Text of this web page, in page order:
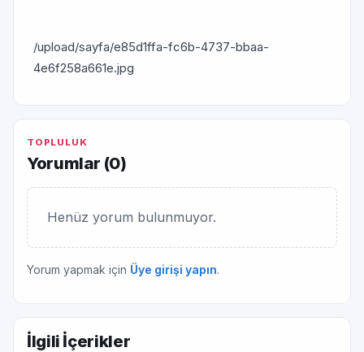
/upload/sayfa/e85d1ffa-fc6b-4737-bbaa-
4e6f258a661e.jpg
TOPLULUK
Yorumlar (0)
Henüz yorum bulunmuyor.
Yorum yapmak için Üye girişi yapın.
İlgili İçerikler